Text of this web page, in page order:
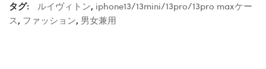
タグ: ルイヴィトン, iphone13/13mini/13pro/13pro maxケー
ス, ファッション, 男女兼用